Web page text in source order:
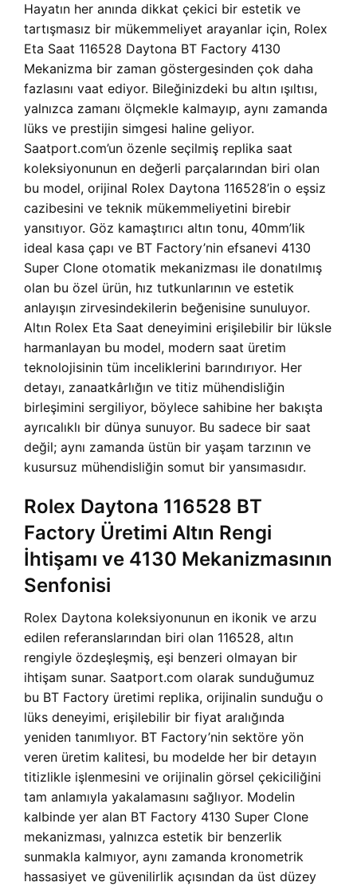
Hayatın her anında dikkat çekici bir estetik ve
tartışmasız bir mükemmeliyet arayanlar için, Rolex
Eta Saat 116528 Daytona BT Factory 4130
Mekanizma bir zaman göstergesinden çok daha
fazlasını vaat ediyor. Bileğinizdeki bu altın ışıltısı,
yalnızca zamanı ölçmekle kalmayıp, aynı zamanda
lüks ve prestijin simgesi haline geliyor.
Saatport.com’un özenle seçilmiş replika saat
koleksiyonunun en değerli parçalarından biri olan
bu model, orijinal Rolex Daytona 116528’in o eşsiz
cazibesini ve teknik mükemmeliyetini birebir
yansıtıyor. Göz kamaştırıcı altın tonu, 40mm’lik
ideal kasa çapı ve BT Factory’nin efsanevi 4130
Super Clone otomatik mekanizması ile donatılmış
olan bu özel ürün, hız tutkunlarının ve estetik
anlayışın zirvesindekilerin beğenisine sunuluyor.
Altın Rolex Eta Saat deneyimini erişilebilir bir lüksle
harmanlayan bu model, modern saat üretim
teknolojisinin tüm inceliklerini barındırıyor. Her
detayı, zanaatkârlığın ve titiz mühendisliğin
birleşimini sergiliyor, böylece sahibine her bakışta
ayrıcalıklı bir dünya sunuyor. Bu sadece bir saat
değil; aynı zamanda üstün bir yaşam tarzının ve
kusursuz mühendisliğin somut bir yansımasıdır.
Rolex Daytona 116528 BT
Factory Üretimi Altın Rengi
İhtişamı ve 4130 Mekanizmasının
Senfonisi
Rolex Daytona koleksiyonunun en ikonik ve arzu
edilen referanslarından biri olan 116528, altın
rengiyle özdeşleşmiş, eşi benzeri olmayan bir
ihtişam sunar. Saatport.com olarak sunduğumuz
bu BT Factory üretimi replika, orijinalin sunduğu o
lüks deneyimi, erişilebilir bir fiyat aralığında
yeniden tanımlıyor. BT Factory’nin sektöre yön
veren üretim kalitesi, bu modelde her bir detayın
titizlikle işlenmesini ve orijinalin görsel çekiciliğini
tam anlamıyla yakalamasını sağlıyor. Modelin
kalbinde yer alan BT Factory 4130 Super Clone
mekanizması, yalnızca estetik bir benzerlik
sunmakla kalmıyor, aynı zamanda kronometrik
hassasiyet ve güvenilirlik açısından da üst düzey